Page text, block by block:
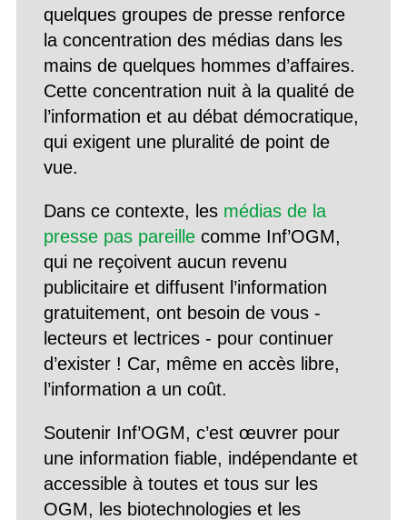
quelques groupes de presse renforce
la concentration des médias dans les
mains de quelques hommes d’affaires.
Cette concentration nuit à la qualité de
l’information et au débat démocratique,
qui exigent une pluralité de point de
vue.
Dans ce contexte, les médias de la
presse pas pareillecomme Inf’OGM,
qui ne reçoivent aucun revenu
publicitaire et diffusent l’information
gratuitement, ont besoin de vous -
lecteurs et lectrices - pour continuer
d’exister ! Car, même en accès libre,
l’information a un coût.
Soutenir Inf’OGM, c’est œuvrer pour
une information fiable, indépendante et
accessible à toutes et tous sur les
OGM, les biotechnologies et les